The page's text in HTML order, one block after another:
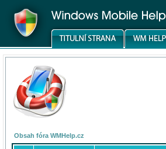
Obsah fóra WMHelp.cz